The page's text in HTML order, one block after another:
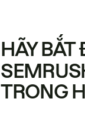
HÃY BẮT
TRONG